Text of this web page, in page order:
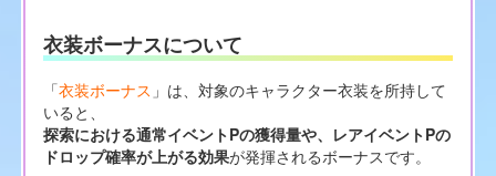
衣装ボーナスについて
「衣装ボーナス 」は、対象のキャラクター衣装を所持して
いると、
探索における通常イベントPの獲得量や、レアイベントPの
ドロップ確率が上がる効果が発揮されるボーナスです。